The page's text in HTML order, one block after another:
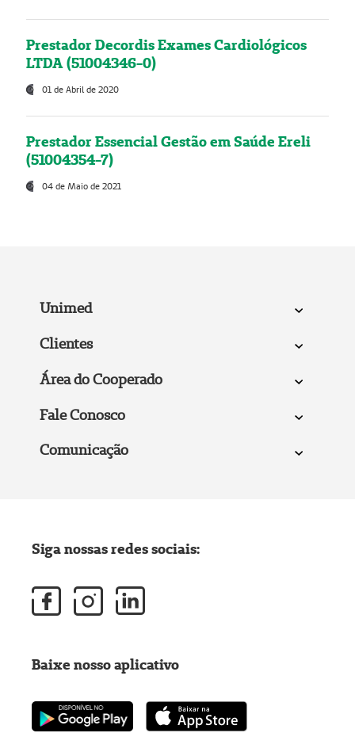
Prestador Decordis Exames Cardiológicos
LTDA (51004346-0)
01 de Abril de 2020
Prestador Essencial Gestão em Saúde Ereli
(51004354-7)
04 de Maio de 2021
Unimed
Clientes
Área do Cooperado
Fale Conosco
Comunicação
Siga nossas redes sociais:
Baixe nosso aplicativo